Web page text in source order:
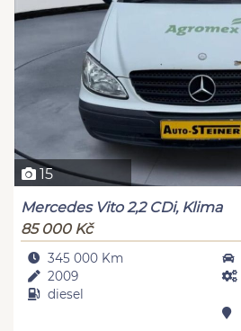
15
Mercedes Vito 2,2 CDi, Klima
85 000 Kč
345 000 Km
2009
diesel